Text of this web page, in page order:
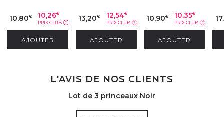
10,80€ 10,26€
PRIX CLUB ?
AJOUTER
13,20€ 12,54€
PRIX CLUB ?
AJOUTER
10,90€ 10,35€
PRIX CLUB ?
AJOUTER
L'AVIS DE NOS CLIENTS
Lot de 3 princeaux Noir